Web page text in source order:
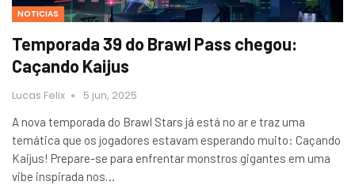
NOTICIAS
Temporada 39 do Brawl Pass chegou:
Caçando Kaijus
Lucas Felix 5 jun, 2025
A nova temporada do Brawl Stars já está no ar e traz uma
temática que os jogadores estavam esperando muito: Caçando
Kaijus! Prepare-se para enfrentar monstros gigantes em uma
vibe inspirada nos…